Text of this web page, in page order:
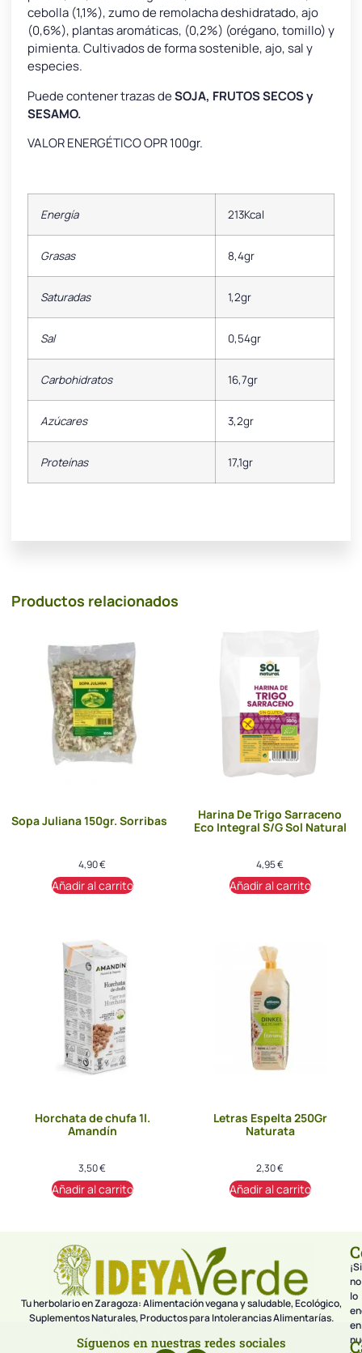
cebolla (1,1%), zumo de remolacha deshidratado, ajo
(0,6%), plantas aromáticas, (0,2%) (orégano, tomillo) y
pimienta. Cultivados de forma sostenible, ajo, sal y
especies.
Puede contener trazas deSOJA, FRUTOS SECOS y
SESAMO.
VALOR ENERGÉTICO OPR 100gr.
Energía 213Kcal
Grasas 8,4gr
Saturadas 1,2gr
Sal 0,54gr
Carbohidratos 16,7gr
Azúcares 3,2gr
Proteínas 17,1gr
Productos relacionados
Sopa Juliana 150gr. Sorribas
4,90€
Añadir al carrito
Harina De Trigo Sarraceno
Eco Integral S/G Sol Natural
4,95€
Añadir al carrito
Horchata de chufa 1l.
Amandín
3,50€
Añadir al carrito
Letras Espelta 250Gr
Naturata
2,30€
Añadir al carrito
Tu herbolario en Zaragoza: Alimentación vegana y saludable, Ecológico,
Suplementos Naturales, Productos para Intolerancias Alimentarías.
Síguenos en nuestras redes sociales
¡Si
no
lo
en